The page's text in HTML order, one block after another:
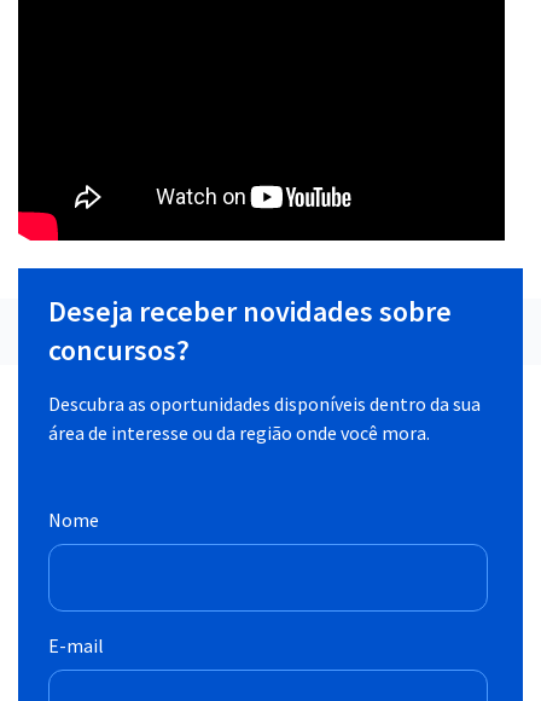
Deseja receber novidades sobre
concursos?
Descubra as oportunidades disponíveis dentro da sua
área de interesse ou da região onde você mora.
Nome
E-mail